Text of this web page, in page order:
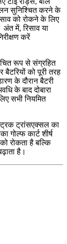
सुनिश्चित करने के
को रोकने के लिए
में, रिसाव या
करें
रूप से संग्रहित
को पूरी तरह
के दौरान बैटरी
के बाद दोबारा
सभी नियमित
ट्रांसएक्सल का
कार्ट शीर्ष
रोकता है बल्कि
है।